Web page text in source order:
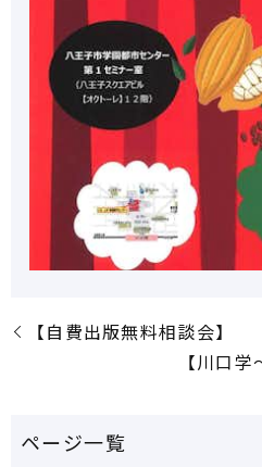
【自費出版無料相談会】
【川口